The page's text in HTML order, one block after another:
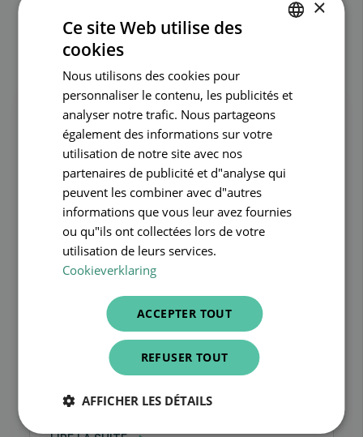
Article similaire
Intégration du coffre-fort RSW
(Réseau Santé Wallon)
Corilus favorise une approche de soins
de santé qui se...
×
Ce site Web utilise des
cookies
Nous utilisons des cookies pour
personnaliser le contenu, les publicités et
analyser notre trafic. Nous partageons
également des informations sur votre
utilisation de notre site avec nos
partenaires de publicité et d"analyse qui
peuvent les combiner avec d"autres
informations que vous leur avez fournies
ou qu"ils ont collectées lors de votre
utilisation de leurs services.
Cookieverklaring
ACCEPTER TOUT
REFUSER TOUT
AFFICHER LES DÉTAILS